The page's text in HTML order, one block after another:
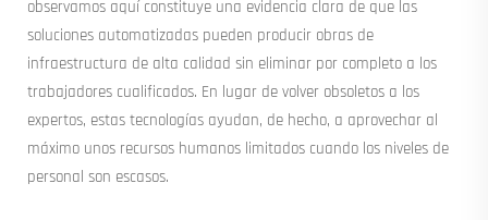
observamos aquí constituye una evidencia clara de que las
soluciones automatizadas pueden producir obras de
infraestructura de alta calidad sin eliminar por completo a los
trabajadores cualificados. En lugar de volver obsoletos a los
expertos, estas tecnologías ayudan, de hecho, a aprovechar al
máximo unos recursos humanos limitados cuando los niveles de
personal son escasos.